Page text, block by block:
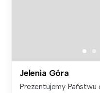
Jelenia Góra
Prezentujemy Państwu